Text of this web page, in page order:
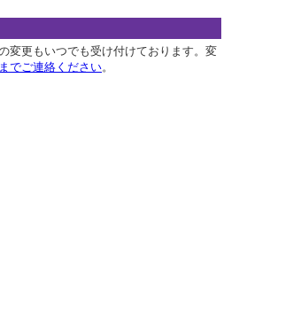
変更もいつでも受け付けております。変
でご連絡ください。